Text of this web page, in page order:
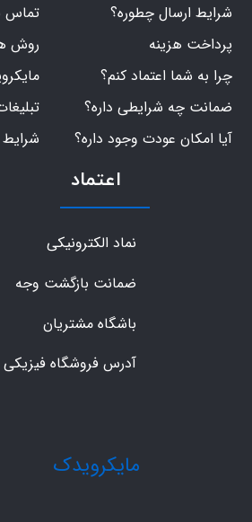
​مایکرویدک
شرایط ارسال چطوره؟
پرداخت هزینه
چرا به شما اعتماد کنم؟
ضمانت چه شرایطی داره؟
آیا امکان عودت وجود داره؟
اعتماد
نماد الکترونیکی
ضمانت بازگشت وجه
باشگاه مشتریان
آدرس فروشگاه فیزیکی
تماس
روش